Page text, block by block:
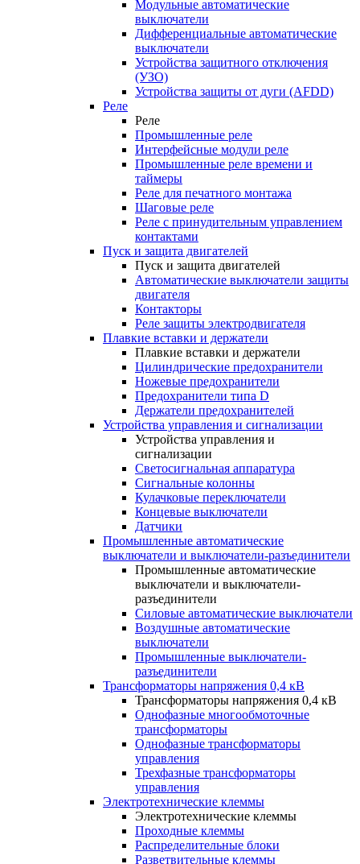
Модульные автоматические
выключатели
Дифференциальные автоматические
выключатели
Устройства защитного отключения
(УЗО)
Устройства защиты от дуги (AFDD)
Реле
Реле
Промышленные реле
Интерфейсные модули реле
Промышленные реле времени и
таймеры
Реле для печатного монтажа
Шаговые реле
Реле с принудительным управлением
контактами
Пуск и защита двигателей
Пуск и защита двигателей
Автоматические выключатели защиты
двигателя
Контакторы
Реле защиты электродвигателя
Плавкие вставки и держатели
Плавкие вставки и держатели
Цилиндрические предохранители
Ножевые предохранители
Предохранители типа D
Держатели предохранителей
Устройства управления и сигнализации
Устройства управления и
сигнализации
Светосигнальная аппаратура
Сигнальные колонны
Кулачковые переключатели
Концевые выключатели
Датчики
Промышленные автоматические
выключатели и выключатели-разъединители
Промышленные автоматические
выключатели и выключатели-
разъединители
Силовые автоматические выключатели
Воздушные автоматические
выключатели
Промышленные выключатели-
разъединители
Трансформаторы напряжения 0,4 кВ
Трансформаторы напряжения 0,4 кВ
Однофазные многообмоточные
трансформаторы
Однофазные трансформаторы
управления
Трехфазные трансформаторы
управления
Электротехнические клеммы
Электротехнические клеммы
Проходные клеммы
Распределительные блоки
Разветвительные клеммы